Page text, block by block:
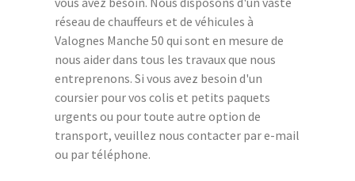
réseau de chauffeurs et de véhicules à
Valognes Manche 50 qui sont en mesure de
nous aider dans tous les travaux que nous
entreprenons. Si vous avez besoin d'un
coursier pour vos colis et petits paquets
urgents ou pour toute autre option de
transport, veuillez nous contacter par e-mail
ou par téléphone.